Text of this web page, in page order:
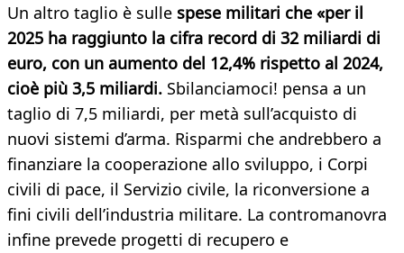
Un altro taglio è sulle spese militari che «per il
2025 ha raggiunto la cifra record di 32 miliardi di
euro, con un aumento del 12,4% rispetto al 2024,
cioè più 3,5 miliardi. Sbilanciamoci! pensa a un
taglio di 7,5 miliardi, per metà sull’acquisto di
nuovi sistemi d’arma. Risparmi che andrebbero a
finanziare la cooperazione allo sviluppo, i Corpi
civili di pace, il Servizio civile, la riconversione a
fini civili dell’industria militare. La contromanovra
infine prevede progetti di recupero e